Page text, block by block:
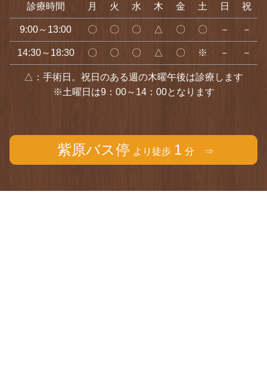
診療時間 月 火 水 木 金 土 日 祝
9:00～13:00 〇 〇 〇 △ 〇 〇 － －
14:30～18:30 〇 〇 〇 △ 〇 ※ － －
△：手術日。祝日のある週の木曜午後は診療します
※土曜日は9：00～14：00となります
紫原バス停 より徒歩 1 分 ⇒